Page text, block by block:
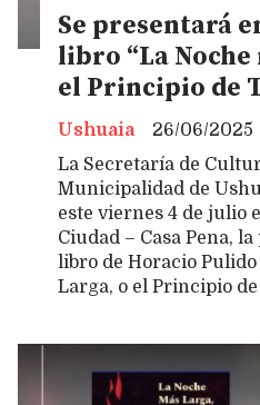
Se presentará
libro “La Noche
el Principio de
Ushuaia
26/06/2025
La Secretaría de
Municipalidad de
este viernes 4 de julio
Ciudad – Casa Pena,
libro de Horacio Pulido
Larga, o el Principio de